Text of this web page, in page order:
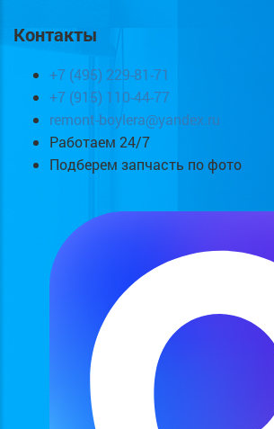
Контакты
+7 (495) 229-81-71
+7 (915) 110-44-77
remont-boylera@yandex.ru
Работаем 24/7
Подберем запчасть по фото